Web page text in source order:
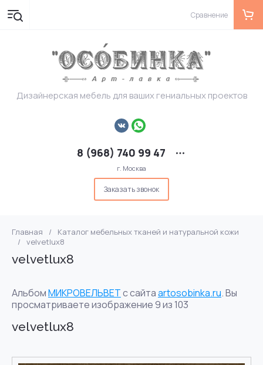
Дизайнерская мебель для ваших гениальных проектов
8 (968) 740 99 47
г. Москва
Заказать звонок
Сравнение
Главная /
Каталог мебельных тканей и натуральной кожи
/
velvetlux8
velvetlux8
АльбомМИКРОВЕЛЬВЕТс сайтаartosobinka.ru. Вы
просматриваете изображение 9 из 103
velvetlux8